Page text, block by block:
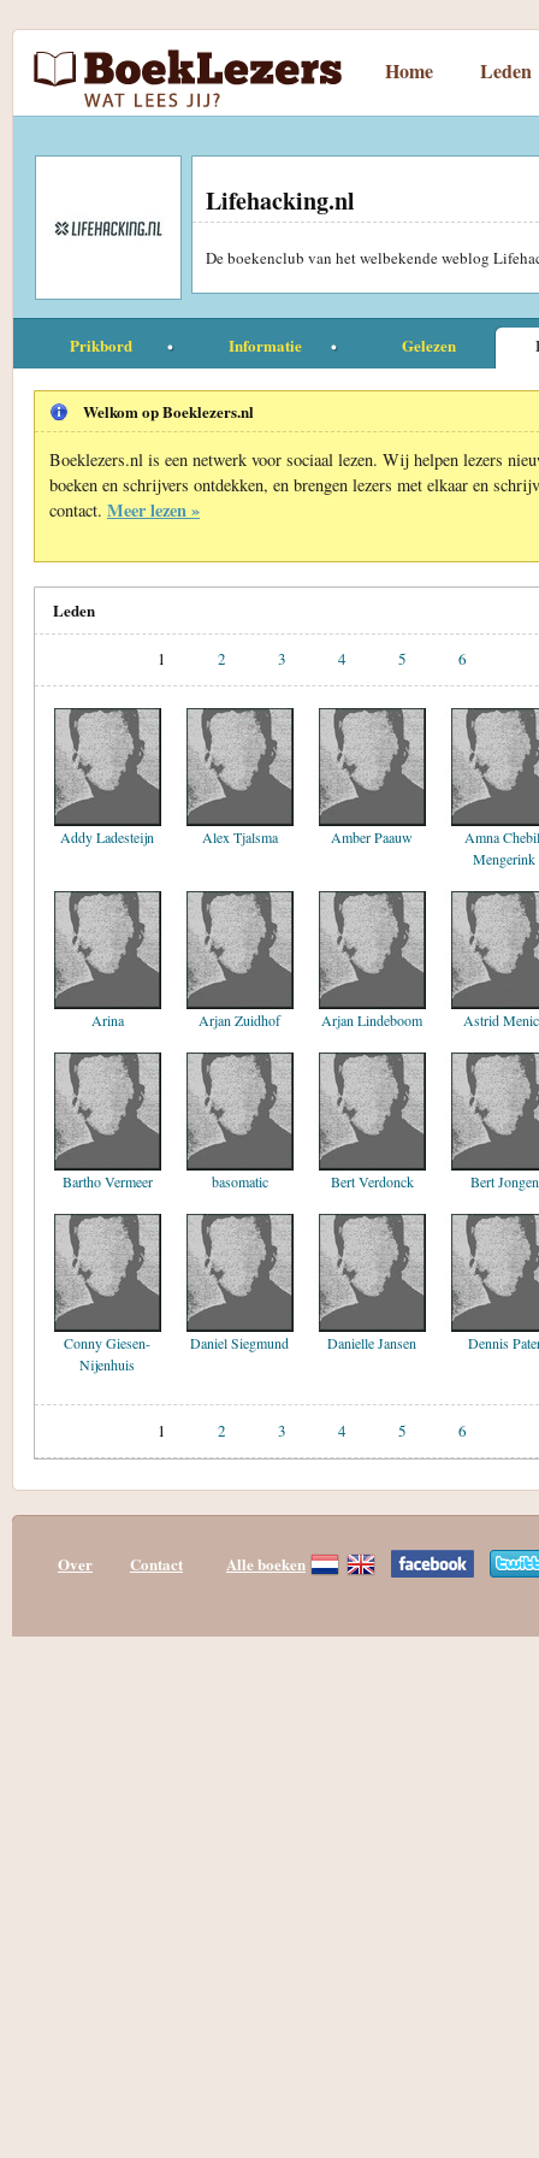
Home Leden
Lifehacking.nl
De boekenclub van het welbekende weblog
Prikbord Informatie Gelezen
Welkom op Boeklezers.nl
Boeklezers.nl is een netwerk voor sociaal lezen. Wij helpen lezers
boeken en schrijvers ontdekken, en brengen lezers met elkaar en
contact. Meer lezen »
Leden
1 2 3 4 5 6
Addy Ladesteijn Alex Tjalsma Amber Paauw
Amna
Mengerink
Arina Arjan Zuidhof Arjan Lindeboom Astrid
Bartho Vermeer basomatic Bert Verdonck Bert Jongen
Conny Giesen-
Nijenhuis
Daniel Siegmund Danielle Jansen Dennis
1 2 3 4 5 6
Over Contact Alle boeken